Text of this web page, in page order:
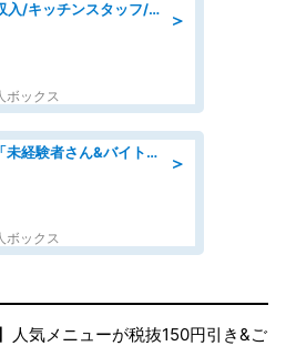
＞
日払いOKで即日収入/キッチンスタッフ/「原付免許必須」デリバリー業務など、自己成長可能な幅広い仕事に挑戦!髪型自由&ピアス・ネイルOK/茨城県/水戸市
ボックス
＞
ホールスタッフ/「未経験者さん&バイトデビューも大歓迎」残業ほぼなし×1日3時間〜勤務OK!フォロー体制も充実/広島県/広島市南区
ボックス
人気メニューが税抜150円引き&ご